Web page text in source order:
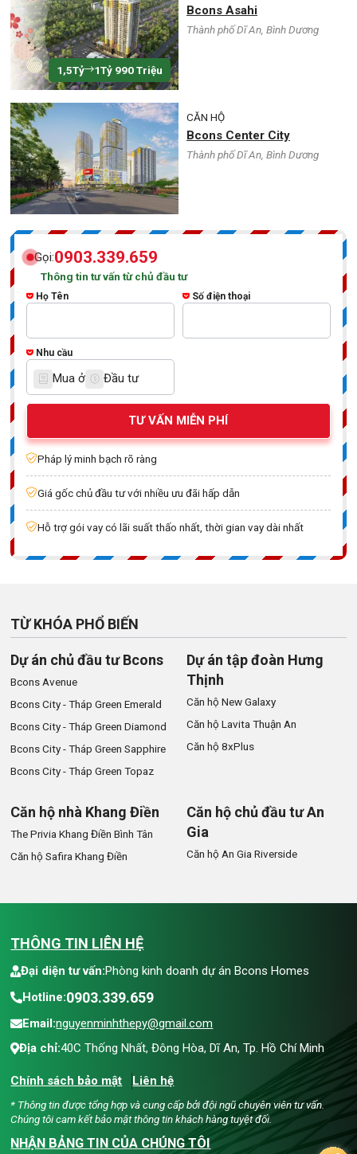
1,5Tỷ 1Tỷ 990 Triệu
Bcons Asahi
Thành phố Dĩ An, Bình Dương
CĂN HỘ
Bcons Center City
Thành phố Dĩ An, Bình Dương
Gọi:0903.339.659
Thông tin tư vấn từ chủ đầu tư
Họ Tên Số điện thoại
Nhu cầu
Mua ở Đầu tư
TƯ VẤN MIỄN PHÍ
Pháp lý minh bạch rõ ràng
Giá gốc chủ đầu tư với nhiều ưu đãi hấp dẫn
Hỗ trợ gói vay có lãi suất thấo nhất, thời gian vay dài nhất
TỪ KHÓA PHỔ BIẾN
Dự án chủ đầu tư Bcons
Bcons Avenue
Bcons City - Tháp Green Emerald
Bcons City - Tháp Green Diamond
Bcons City - Tháp Green Sapphire
Bcons City - Tháp Green Topaz
Dự án tập đoàn Hưng
Thịnh
Căn hộ New Galaxy
Căn hộ Lavita Thuận An
Căn hộ 8xPlus
Căn hộ nhà Khang Điền
The Privia Khang Điền Bình Tân
Căn hộ Safira Khang Điền
Căn hộ chủ đầu tư An
Gia
Căn hộ An Gia Riverside
THÔNG TIN LIÊN HỆ
Đại diện tư vấn:Phòng kinh doanh dự án Bcons Homes
Hotline:0903.339.659
Email:nguyenminhthepy@gmail.com
Địa chỉ:40C Thống Nhất, Đông Hòa, Dĩ An, Tp. Hồ Chí Minh
Chính sách bảo mật Liên hệ
* Thông tin được tổng hợp và cung cấp bởi đội ngũ chuyên viên tư vấn.
Chúng tôi cam kết bảo mật thông tin khách hàng tuyệt đối.
NHẬN BẢNG TIN CỦA CHÚNG TÔI